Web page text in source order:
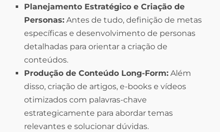
Planejamento Estratégico e Criação de
Personas: Antes de tudo, definição de metas
específicas e desenvolvimento de personas
detalhadas para orientar a criação de
conteúdos.
Produção de Conteúdo Long-Form: Além
disso, criação de artigos, e-books e vídeos
otimizados com palavras-chave
estrategicamente para abordar temas
relevantes e solucionar dúvidas.